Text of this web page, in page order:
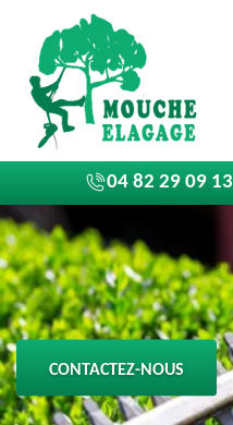
04 82 29 09 13
CONTACTEZ-NOUS